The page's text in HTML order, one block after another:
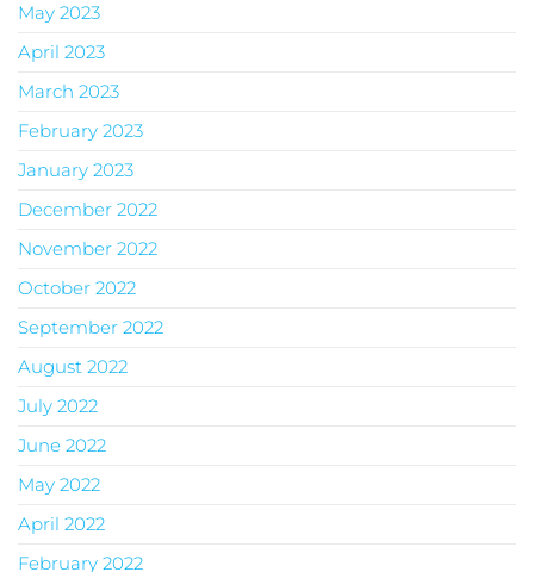
May 2023
April 2023
March 2023
February 2023
January 2023
December 2022
November 2022
October 2022
September 2022
August 2022
July 2022
June 2022
May 2022
April 2022
February 2022